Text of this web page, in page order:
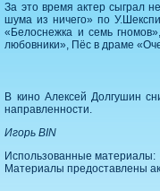
За это время актер сыграл
шума из ничего» по
«Белоснежка и семь
любовники», Пёс в драме
В кино Алексей Долгушин
направленности.
Игорь BIN
Использованные материалы:
Материалы предоставлены